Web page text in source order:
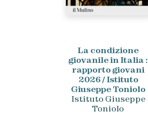
La condizione
giovanile in Italia :
rapporto giovani
2026 / Istituto
Giuseppe Toniolo
Istituto Giuseppe
Toniolo